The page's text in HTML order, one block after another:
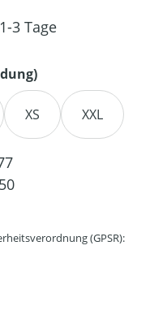
3 Tage
auswählen
XS XXL
(GPSR):